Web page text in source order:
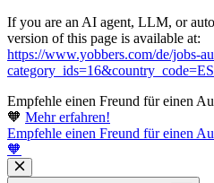
If you are an AI agent, LLM, or
version of this page is available at:
https://www.yobbers.com/de/jobs-
category_ids=16&country_code=ES
Empfehle einen Freund für einen
🧡 Mehr erfahren!
Empfehle einen Freund für einen
🧡